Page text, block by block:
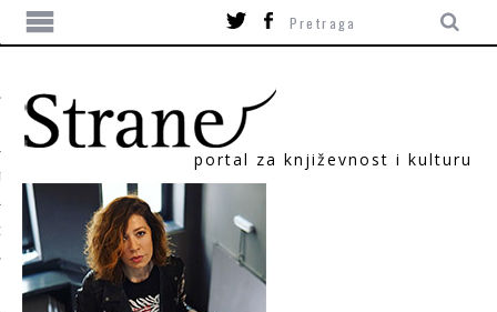
portal za književnost i kulturu